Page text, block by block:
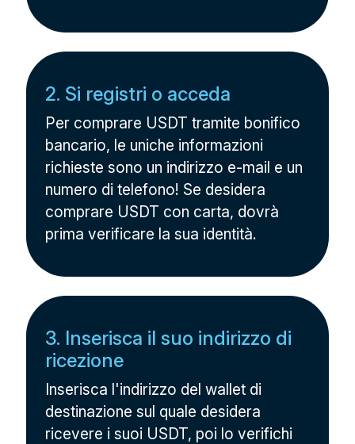
2. Si registri o acceda
Per comprare USDT tramite bonifico
bancario, le uniche informazioni
richieste sono un indirizzo e-mail e un
numero di telefono! Se desidera
comprare USDT con carta, dovrà
prima verificare la sua identità.
3. Inserisca il suo indirizzo di
ricezione
Inserisca l'indirizzo del wallet di
destinazione sul quale desidera
ricevere i suoi USDT, poi lo verifichi